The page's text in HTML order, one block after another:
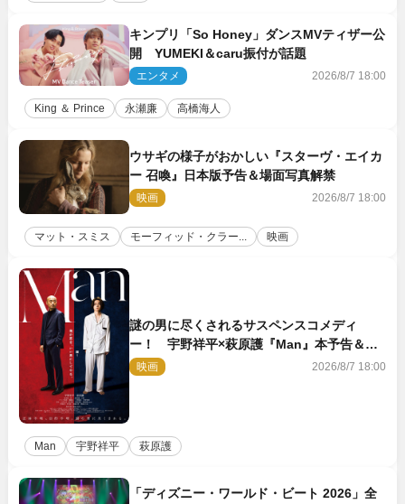
キンプリ「So Honey」ダンスMVティザー公
開 YUMEKI＆caru振付が話題
エンタメ 2026/8/7 18:00
King ＆ Prince 永瀬廉 高橋海人
ウサギの様子がおかしい『スターヴ・エイカ
ー 召喚』日本版予告＆場面写真解禁
映画 2026/8/7 18:00
マット・スミス モーフィッド・クラー... 映画
謎の男に尽くされるサスペンスコメディ
ー！ 宇野祥平×萩原護『Man』本予告＆新
ビジュアル解禁
映画 2026/8/7 18:00
Man 宇野祥平 萩原護
「ディズニー・ワールド・ビート 2026」全